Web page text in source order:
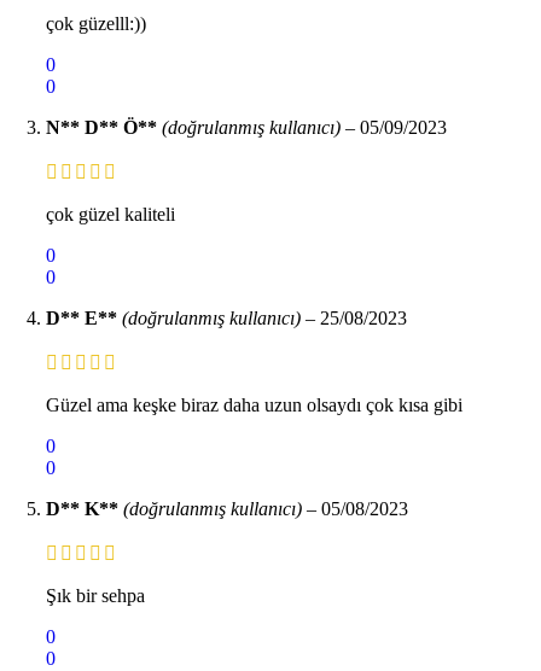
çok güzelll:))
0
0
N** D** Ö** (doğrulanmış kullanıcı) – 05/09/2023
çok güzel kaliteli
0
0
D** E** (doğrulanmış kullanıcı) – 25/08/2023
Güzel ama keşke biraz daha uzun olsaydı çok kısa gibi
0
0
D** K** (doğrulanmış kullanıcı) – 05/08/2023
Şık bir sehpa
0
0